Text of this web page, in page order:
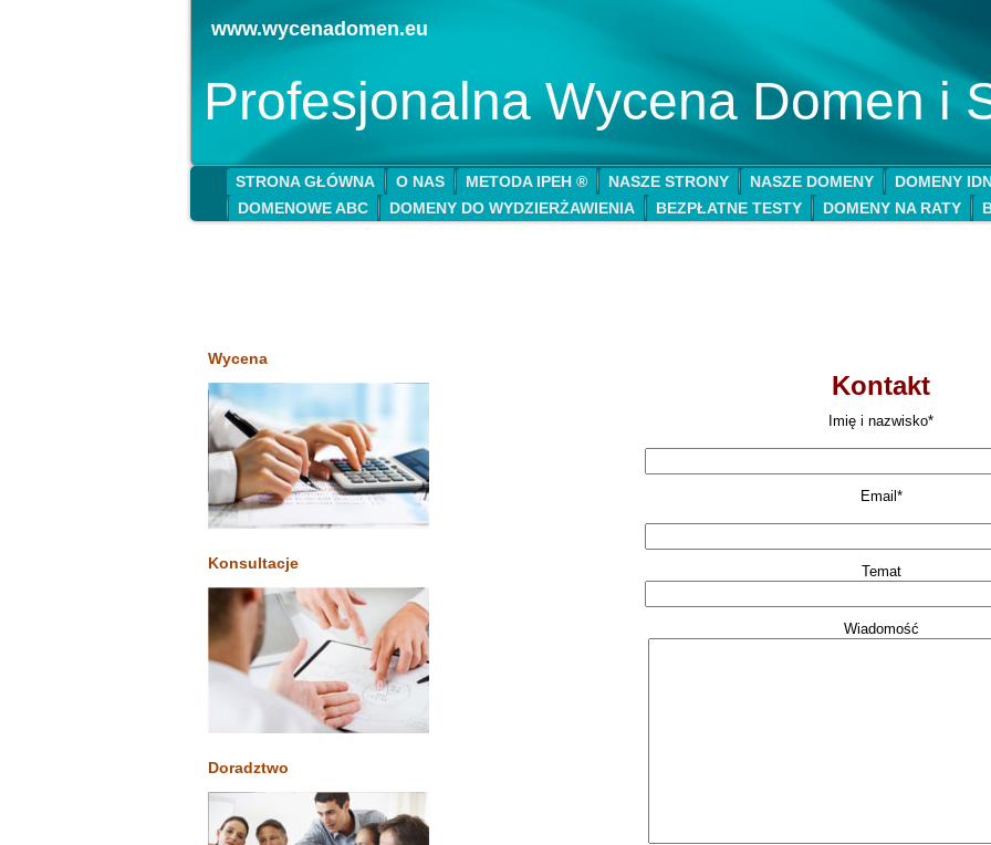
Profesjonalna Wycena Domen i
www.wycenadomen.eu
STRONA GŁÓWNA O NAS METODA IPEH ® NASZE STRONY NASZE DOMENY
DOMENY
DOMENOWE ABC
DOMENY DO WYDZIERŻAWIENIA BEZPŁATNE TESTY DOMENY NA RATY
Wycena
Konsultacje
Doradztwo
Kontakt
Imię i nazwisko*
Email*
Temat
Wiadomość